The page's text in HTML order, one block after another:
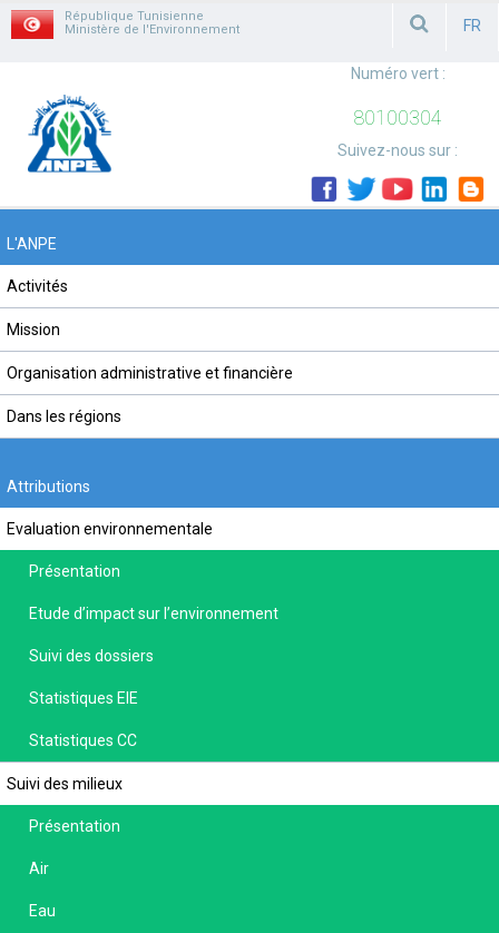
République Tunisienne
Ministère de l'Environnement
FR
Numéro vert :
80100304
Suivez-nous sur :
L'ANPE
Activités
Mission
Organisation administrative et financière
Dans les régions
Attributions
Evaluation environnementale
Présentation
Etude d’impact sur l’environnement
Suivi des dossiers
Statistiques EIE
Statistiques CC
Suivi des milieux
Présentation
Air
Eau